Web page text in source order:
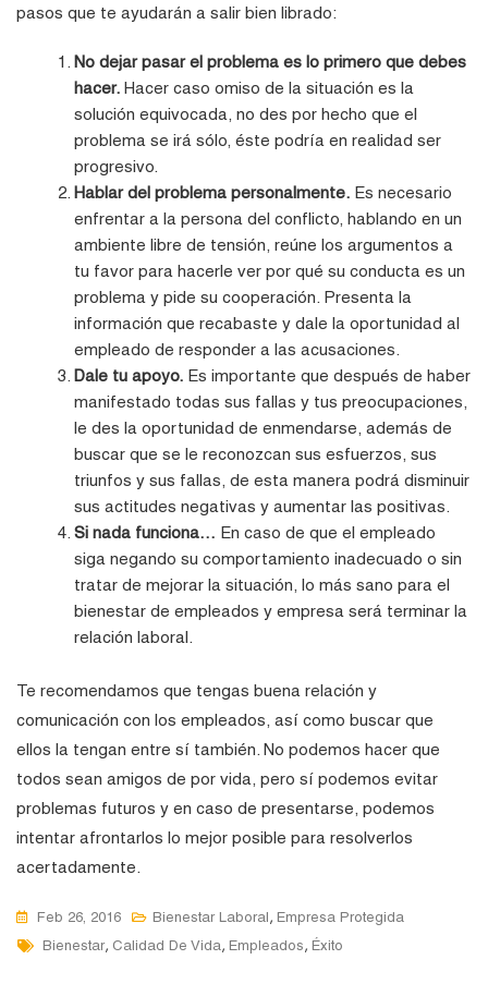
pasos que te ayudarán a salir bien librado:
No dejar pasar el problema es lo primero que debes
hacer. Hacer caso omiso de la situación es la
solución equivocada, no des por hecho que el
problema se irá sólo, éste podría en realidad ser
progresivo.
Hablar del problema personalmente. Es necesario
enfrentar a la persona del conflicto, hablando en un
ambiente libre de tensión, reúne los argumentos a
tu favor para hacerle ver por qué su conducta es un
problema y pide su cooperación. Presenta la
información que recabaste y dale la oportunidad al
empleado de responder a las acusaciones.
Dale tu apoyo. Es importante que después de haber
manifestado todas sus fallas y tus preocupaciones,
le des la oportunidad de enmendarse, además de
buscar que se le reconozcan sus esfuerzos, sus
triunfos y sus fallas, de esta manera podrá disminuir
sus actitudes negativas y aumentar las positivas.
Si nada funciona… En caso de que el empleado
siga negando su comportamiento inadecuado o sin
tratar de mejorar la situación, lo más sano para el
bienestar de empleados y empresa será terminar la
relación laboral.
Te recomendamos que tengas buena relación y
comunicación con los empleados, así como buscar que
ellos la tengan entre sí también. No podemos hacer que
todos sean amigos de por vida, pero sí podemos evitar
problemas futuros y en caso de presentarse, podemos
intentar afrontarlos lo mejor posible para resolverlos
acertadamente.
Feb 26, 2016 Bienestar Laboral, Empresa Protegida
Tags
Bienestar, Calidad De Vida, Empleados, Éxito